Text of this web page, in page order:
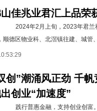
佳兆业君汇上品荣
2024年2月上旬，2023年君兰社
顺德区物业科、北滘镇往建、城管
创”潮涌风正劲 千
创业“加速度”
践行普惠金融，支持创业创富。